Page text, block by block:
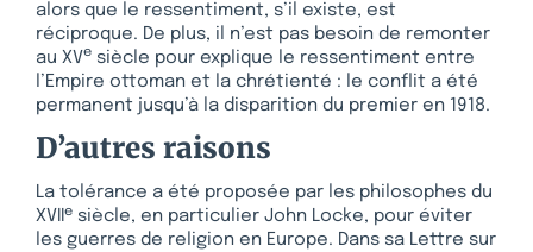
alors que le ressentiment, s’il existe, est
réciproque. De plus, il n’est pas besoin de remonter
au XVe siècle pour explique le ressentiment entre
l’Empire ottoman et la chrétienté : le conflit a été
permanent jusqu’à la disparition du premier en 1918.
D’autres raisons
La tolérance a été proposée par les philosophes du
XVIIe siècle, en particulier John Locke, pour éviter
les guerres de religion en Europe. Dans sa Lettre sur